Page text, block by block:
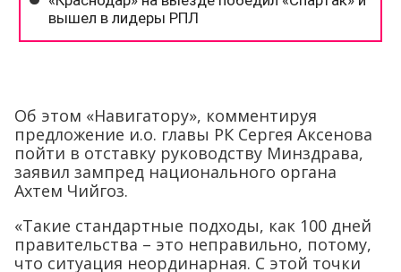
Об этом «Навигатору», комментируя
предложение и.о. главы РК Сергея Аксенова
пойти в отставку руководству Минздрава,
заявил зампред национального органа
Ахтем Чийгоз.
«Такие стандартные подходы, как 100 дней
правительства – это неправильно, потому,
что ситуация неординарная. С этой точки